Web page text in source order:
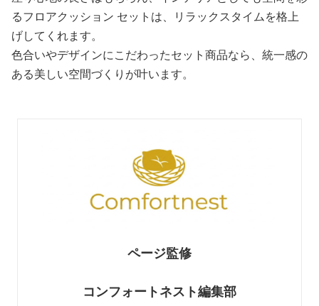
るフロアクッション セットは、リラックスタイムを格上
げしてくれます。
色合いやデザインにこだわったセット商品なら、統一感の
ある美しい空間づくりが叶います。
ページ監修
コンフォートネスト編集部